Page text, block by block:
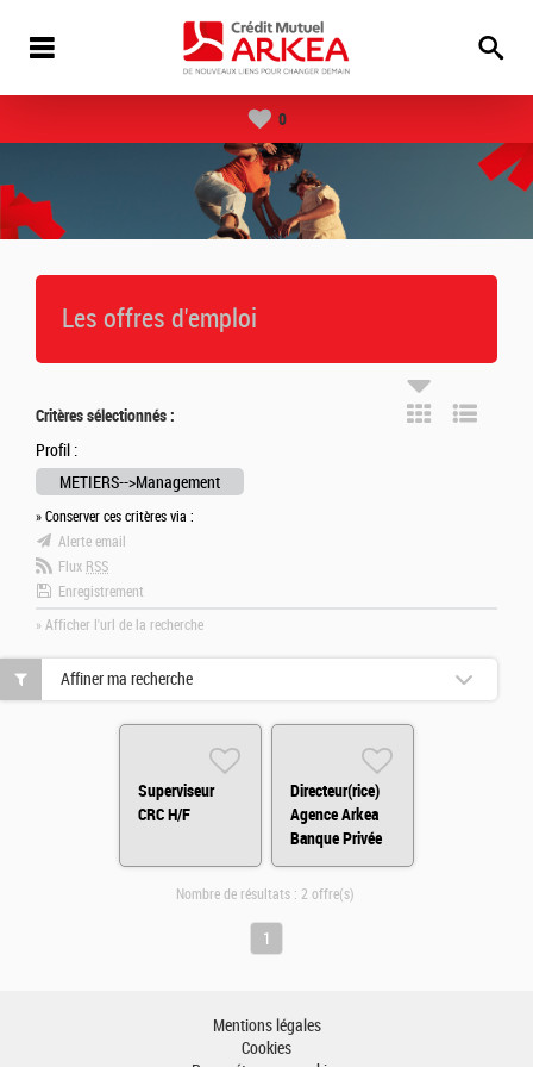
0
Les offres d'emploi
Critères sélectionnés :
Profil :
METIERS-->Management
» Conserver ces critères via :
Alerte email
Flux RSS
Enregistrement
» Afficher l'url de la recherche
Superviseur
CRC H/F
Directeur(rice)
Agence Arkea
Banque Privée
Paris H/F
Affiner ma recherche
Nombre de résultats : 2 offre(s)
1
Mentions légales
Cookies